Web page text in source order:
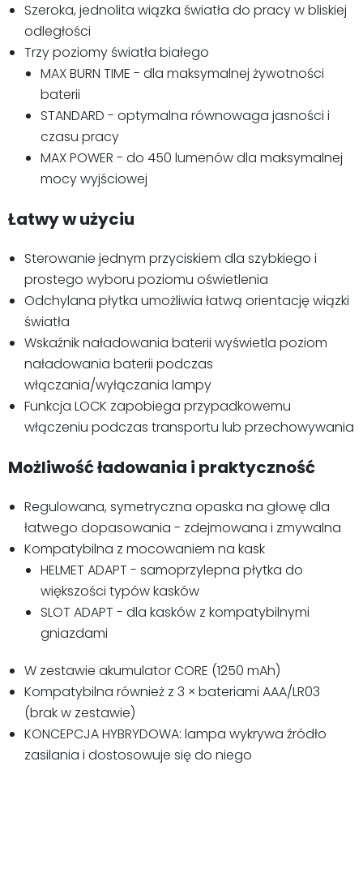
Szeroka, jednolita wiązka światła do pracy w bliskiej
odległości
Trzy poziomy światła białego
MAX BURN TIME - dla maksymalnej żywotności
baterii
STANDARD - optymalna równowaga jasności i
czasu pracy
MAX POWER - do 450 lumenów dla maksymalnej
mocy wyjściowej
Łatwy w użyciu
Sterowanie jednym przyciskiem dla szybkiego i
prostego wyboru poziomu oświetlenia
Odchylana płytka umożliwia łatwą orientację wiązki
światła
Wskaźnik naładowania baterii wyświetla poziom
naładowania baterii podczas
włączania/wyłączania lampy
Funkcja LOCK zapobiega przypadkowemu
włączeniu podczas transportu lub przechowywania
Możliwość ładowania i praktyczność
Regulowana, symetryczna opaska na głowę dla
łatwego dopasowania - zdejmowana i zmywalna
Kompatybilna z mocowaniem na kask
HELMET ADAPT - samoprzylepna płytka do
większości typów kasków
SLOT ADAPT - dla kasków z kompatybilnymi
gniazdami
W zestawie akumulator CORE (1250 mAh)
Kompatybilna również z 3 × bateriami AAA/LR03
(brak w zestawie)
KONCEPCJA HYBRYDOWA: lampa wykrywa źródło
zasilania i dostosowuje się do niego